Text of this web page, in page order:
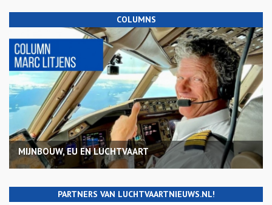
COLUMNS
MIJNBOUW, EU EN LUCHTVAART
PARTNERS VAN LUCHTVAARTNIEUWS.NL!